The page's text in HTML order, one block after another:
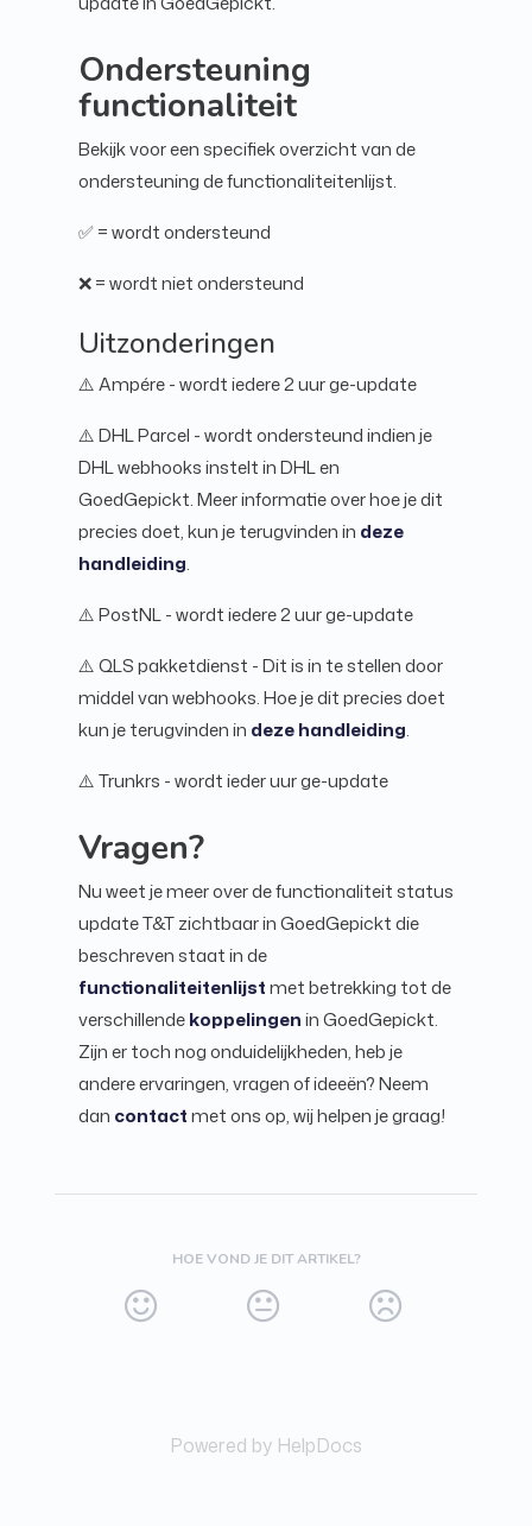
Ondersteuning
functionaliteit
Bekijk voor een specifiek overzicht van de
ondersteuning de functionaliteitenlijst.
✅ = wordt ondersteund
❌ = wordt niet ondersteund
Uitzonderingen
⚠️ Ampére - wordt iedere 2 uur ge-update
⚠️ DHL Parcel - wordt ondersteund indien je
DHL webhooks instelt in DHL en
GoedGepickt. Meer informatie over hoe je dit
precies doet, kun je terugvinden in deze
handleiding.
⚠️ PostNL - wordt iedere 2 uur ge-update
⚠️ QLS pakketdienst - Dit is in te stellen door
middel van webhooks. Hoe je dit precies doet
kun je terugvinden in deze handleiding.
⚠️ Trunkrs - wordt ieder uur ge-update
Vragen?
Nu weet je meer over de functionaliteit status
update T&T zichtbaar in GoedGepickt die
beschreven staat in de
functionaliteitenlijstmet betrekking tot de
verschillendekoppelingenin GoedGepickt.
Zijn er toch nog onduidelijkheden, heb je
andere ervaringen, vragen of ideeën? Neem
dan contactmet ons op, wij helpen je graag!
HOE VOND JE DIT ARTIKEL?
Powered by HelpDocs